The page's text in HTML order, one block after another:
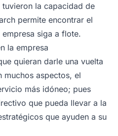
la capacidad de
permite encontrar el
siga a flote.
la empresa
quieran darle una vuelta
muchos aspectos, el
más idóneo; pues
que pueda llevar a la
que ayuden a su